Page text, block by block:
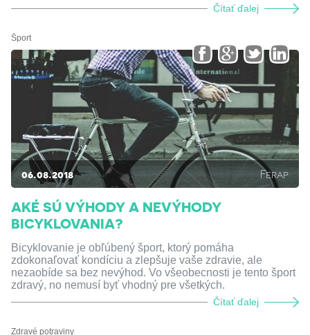
Čítať ďalej
Šport
06.08.2018 Ferap
AKÉ SÚ VÝHODY A NEVÝHODY
BICYKLOVANIA?
Bicyklovanie je obľúbený šport, ktorý pomáha
zdokonaľovať kondíciu a zlepšuje vaše zdravie, ale
nezaobíde sa bez nevýhod. Vo všeobecnosti je tento šport
zdravý, no nemusí byť vhodný pre všetkých.
Čítať ďalej
Zdravé potraviny